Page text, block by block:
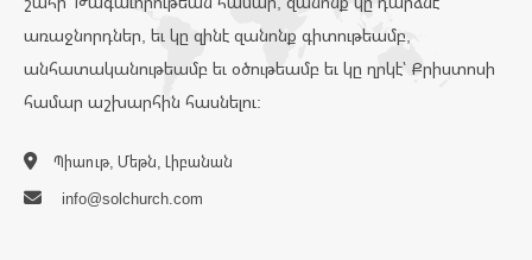
առաջնորդներ, եւ կը զինէ զանոնք գիտութեամբ,
անհատականութեամբ եւ օծութեամբ եւ կը ղրկէ՝ Քրիստոսի
համար աշխարհին հասնելու:
Պիաութ, Մեթն, Լիբանան
info@solchurch.com